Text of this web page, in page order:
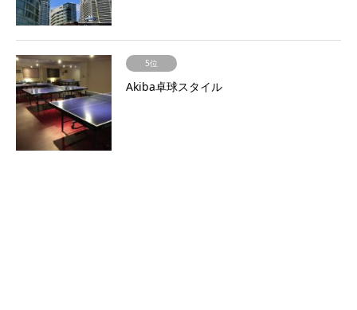
5位
Akiba卓球スタイル